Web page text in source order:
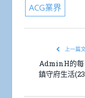
ACG業界
上一篇
AdminH的每
鎮守府生活